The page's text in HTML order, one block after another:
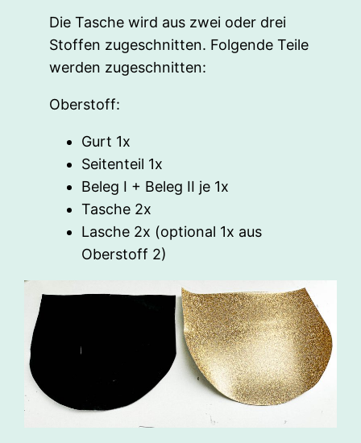
Die Tasche wird aus zwei oder drei
Stoffen zugeschnitten. Folgende Teile
werden zugeschnitten:
Oberstoff:
Gurt 1x
Seitenteil 1x
Beleg I + Beleg II je 1x
Tasche 2x
Lasche 2x (optional 1x aus
Oberstoff 2)